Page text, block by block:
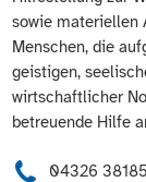
sowie materiellen
Menschen, die
geistigen,
wirtschaftlicher
betreuende Hilfe
04326